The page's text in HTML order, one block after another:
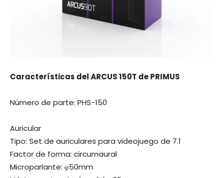
Características del ARCUS 150T de PRIMUS
Número de parte: PHS-150
Auricular
Tipo: Set de auriculares para videojuego de 7.1
Factor de forma: circumaural
Microparlante: φ50mm